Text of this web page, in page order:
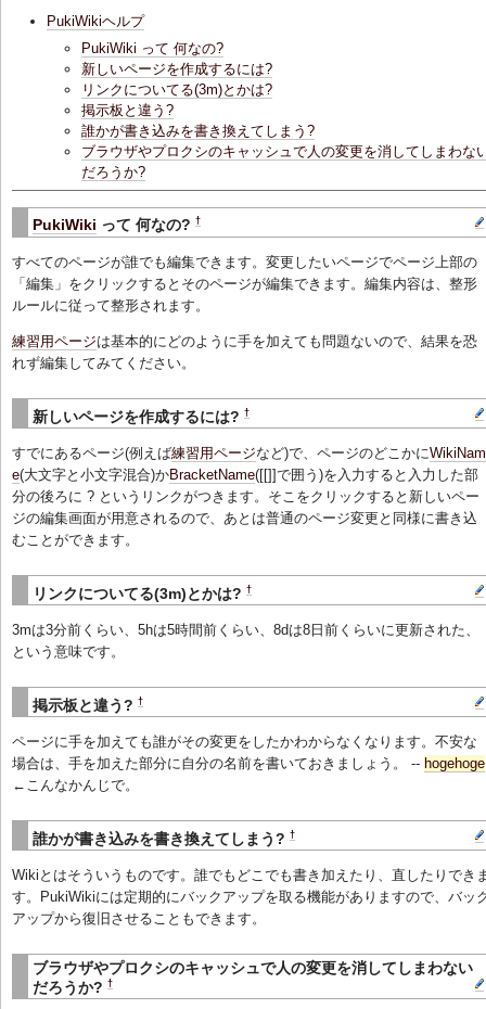
PukiWikiヘルプ
PukiWiki って 何なの?
新しいページを作成するには?
リンクについてる(3m)とかは?
掲示板と違う?
誰かが書き込みを書き換えてしまう?
ブラウザやプロクシのキャッシュで人の変更を消してしまわな
だろうか?
PukiWiki って 何なの? †
すべてのページが誰でも編集できます。変更したいページでページ上部の
「編集」をクリックするとそのページが編集できます。編集内容は、整形
ルールに従って整形されます。
練習用ページは基本的にどのように手を加えても問題ないので、結果を恐
れず編集してみてください。
新しいページを作成するには? †
すでにあるページ(例えば練習用ページなど)で、ページのどこかにWikiNam
e(大文字と小文字混合)かBracketName([[]]で囲う)を入力すると入力した部
分の後ろに ? というリンクがつきます。そこをクリックすると新しいペー
ジの編集画面が用意されるので、あとは普通のページ変更と同様に書き込
むことができます。
リンクについてる(3m)とかは? †
3mは3分前くらい、5hは5時間前くらい、8dは8日前くらいに更新された、
という意味です。
掲示板と違う? †
ページに手を加えても誰がその変更をしたかわからなくなります。不安な
場合は、手を加えた部分に自分の名前を書いておきましょう。 -- hogehoge
←こんなかんじで。
誰かが書き込みを書き換えてしまう? †
Wikiとはそういうものです。誰でもどこでも書き加えたり、直したりでき
す。PukiWikiには定期的にバックアップを取る機能がありますので、バッ
アップから復旧させることもできます。
ブラウザやプロクシのキャッシュで人の変更を消してしまわない
だろうか? †